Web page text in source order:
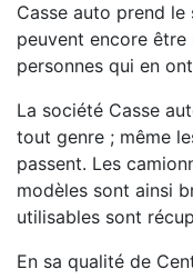
Casse auto prend
peuvent encore
personnes qui en
La société Casse
tout genre ; même
passent. Les
modèles sont ainsi
utilisables sont
En sa qualité de